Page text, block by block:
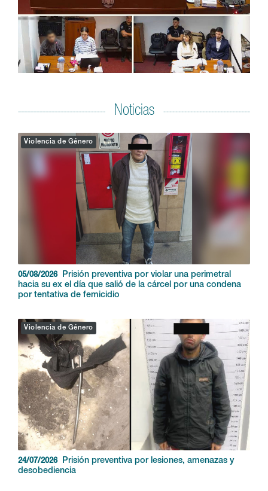
Noticias
Violencia de Género
05/08/2026
Prisión preventiva por violar una perimetral
hacia su ex el día que salió de la cárcel por una condena
por tentativa de femicidio
Violencia de Género
24/07/2026
Prisión preventiva por lesiones, amenazas y
desobediencia